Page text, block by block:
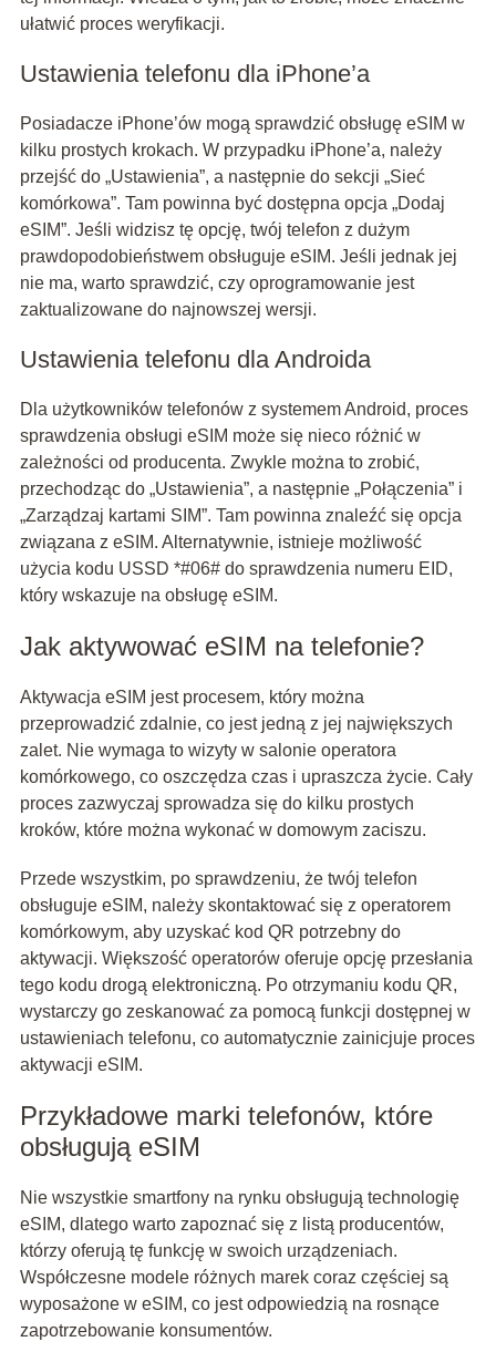
ułatwić proces weryfikacji.
Ustawienia telefonu dla iPhone’a
Posiadacze iPhone’ów mogą sprawdzić obsługę eSIM w
kilku prostych krokach. W przypadku iPhone’a, należy
przejść do „Ustawienia”, a następnie do sekcji „Sieć
komórkowa”. Tam powinna być dostępna opcja „Dodaj
eSIM”. Jeśli widzisz tę opcję, twój telefon z dużym
prawdopodobieństwem obsługuje eSIM. Jeśli jednak jej
nie ma, warto sprawdzić, czy oprogramowanie jest
zaktualizowane do najnowszej wersji.
Ustawienia telefonu dla Androida
Dla użytkowników telefonów z systemem Android, proces
sprawdzenia obsługi eSIM może się nieco różnić w
zależności od producenta. Zwykle można to zrobić,
przechodząc do „Ustawienia”, a następnie „Połączenia” i
„Zarządzaj kartami SIM”. Tam powinna znaleźć się opcja
związana z eSIM. Alternatywnie, istnieje możliwość
użycia kodu USSD *#06# do sprawdzenia numeru EID,
który wskazuje na obsługę eSIM.
Jak aktywować eSIM na telefonie?
Aktywacja eSIM jest procesem, który można
przeprowadzić zdalnie, co jest jedną z jej największych
zalet. Nie wymaga to wizyty w salonie operatora
komórkowego, co oszczędza czas i upraszcza życie. Cały
proces zazwyczaj sprowadza się do kilku prostych
kroków, które można wykonać w domowym zaciszu.
Przede wszystkim, po sprawdzeniu, że twój telefon
obsługuje eSIM, należy skontaktować się z operatorem
komórkowym, aby uzyskać kod QR potrzebny do
aktywacji. Większość operatorów oferuje opcję przesłania
tego kodu drogą elektroniczną. Po otrzymaniu kodu QR,
wystarczy go zeskanować za pomocą funkcji dostępnej w
ustawieniach telefonu, co automatycznie zainicjuje proces
aktywacji eSIM.
Przykładowe marki telefonów, które
obsługują eSIM
Nie wszystkie smartfony na rynku obsługują technologię
eSIM, dlatego warto zapoznać się z listą producentów,
którzy oferują tę funkcję w swoich urządzeniach.
Współczesne modele różnych marek coraz częściej są
wyposażone w eSIM, co jest odpowiedzią na rosnące
zapotrzebowanie konsumentów.